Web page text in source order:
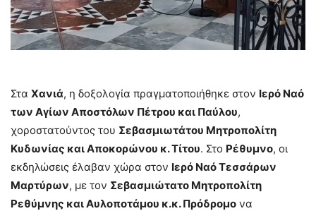
Στα Χανιά, η δοξολογία πραγματοποιήθηκε στον Ιερό Ναό
των Αγίων Αποστόλων Πέτρου και Παύλου,
χοροστατούντος του Σεβασμιωτάτου Μητροπολίτη
Κυδωνίας και Αποκορώνου κ. Τίτου. Στο Ρέθυμνο, οι
εκδηλώσεις έλαβαν χώρα στον Ιερό Ναό Τεσσάρων
Μαρτύρων, με τον Σεβασμιώτατο Μητροπολίτη
Ρεθύμνης και Αυλοποτάμου κ.κ. Πρόδρομο να